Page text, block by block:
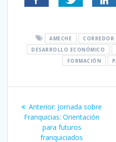
AMECHE CORREDOR
DESARROLLO ECONÓMICO
FORMACIÓN
de
entradas
Anterior: Entrada
anterior:
Jornada sobre
Franquicias: Orientación
para futuros
franquiciados